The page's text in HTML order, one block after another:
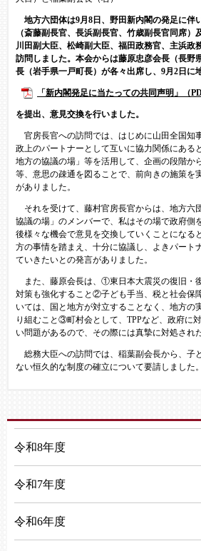
地方六団体は9月8日、野田新内閣の発足に伴
（斎藤副長官、長浜副長官、竹歳副長官同席）
川田副大臣、松崎副大臣、福田政務官、主浜政
訪問しました。本会からは藤原忠彦会長（長野
長（岩手県一戸町長）が各々出席し、9月2日に
「新内閣発足に当たっての共同声明」（
を提出、意見交換を行いました。
官房長官への訪問では、はじめに山田全国知
政上のパートナーとして互いに協力関係にある
地方の協議の場」等を活用して、企画の段階か
等、意思の疎通を図ることで、前向きの施策を
がありました。
それを受けて、藤村官房長官からは、地方六
協議の場」のメンバーで、私はその場で政府側
後様々な機会で意見を交換していくことになる
方の事情を踏まえ、十分に協議し、よきパート
ていきたいとの発言がありました。
また、藤原会長は、①東日本大震災の復旧・
対策も強化すること②子ども手当、税と社会保
いては、国と地方が対立することなく、地方の
り組むこと③町村会として、TPPなど、政府に
い問題があるので、その際には真摯に対処され
総務大臣への訪問では、稲葉副会長から、子
ない恒久的な制度の確立について要請しました。
令和8年度
令和7年度
令和6年度